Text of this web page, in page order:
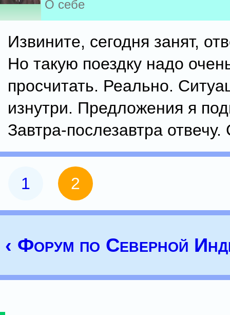
О себе
Извините, сегодня занят,
Но такую поездку надо
просчитать. Реально.
изнутри. Предложения я
Завтра-послезавтра
1 2
‹ Форум по Северной